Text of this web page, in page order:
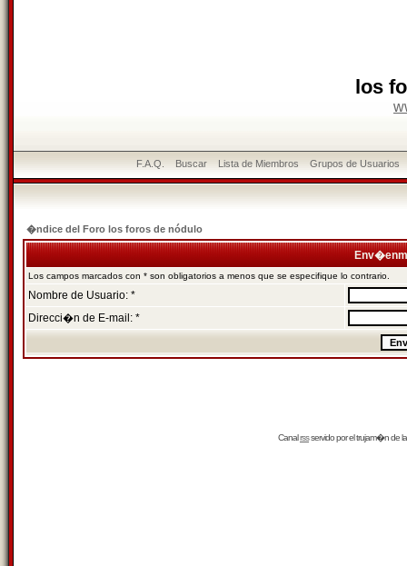
los
F.A.Q. Buscar Lista de Miembros Grupos de Usuarios
�ndice del Foro los foros de nódulo
Los campos marcados con * son obligatorios a menos que se especifique lo contrario.
Nombre de Usuario: *
Direcci�n de E-mail: *
Canalrssservido por eltrujam�nde